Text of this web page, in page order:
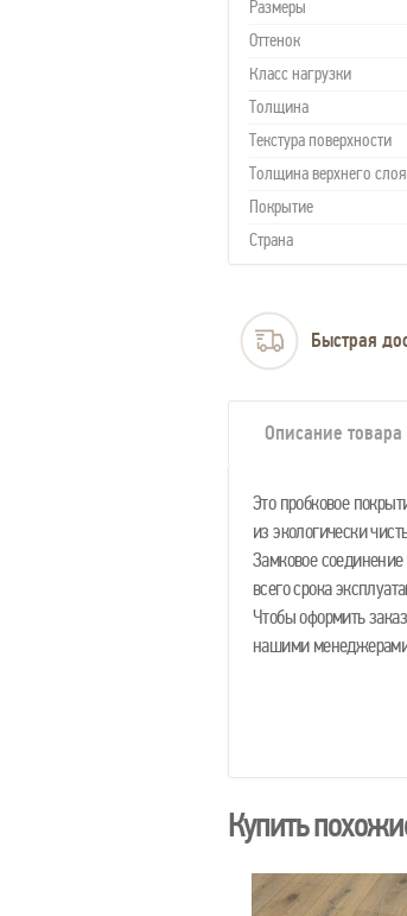
Размеры
Оттенок
Класс нагрузки
Толщина
Текстура поверхности
Толщина верхнего слоя
Покрытие
Страна
Быстрая
Описание товара
Это пробковое
из экологически
Замковое
всего срока
Чтобы оформить
нашими
Купить